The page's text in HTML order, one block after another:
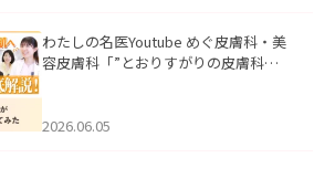
わたしの名医Youtube めぐ皮膚科・美
容皮膚科「”とおりすがりの皮膚科
2026.06.05